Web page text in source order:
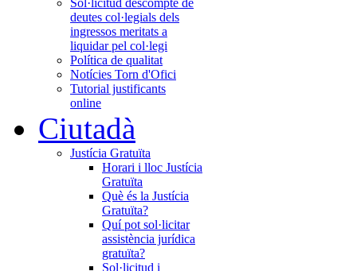
deutes col·legials dels
ingressos meritats a
liquidar pel col·legi
Política de qualitat
Notícies Torn d'Ofici
Tutorial justificants
online
Ciutadà
Justícia Gratuïta
Horari i lloc Justícia
Gratuïta
Què és la Justícia
Gratuïta?
Quí pot sol·licitar
assistència jurídica
gratuïta?
Sol·licitud i